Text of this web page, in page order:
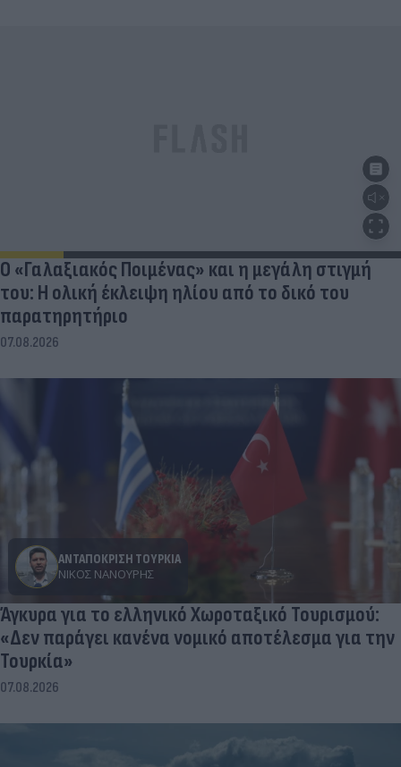
Ο «Γαλαξιακός Ποιμένας» και η μεγάλη στιγμή
του: Η ολική έκλειψη ηλίου από το δικό του
παρατηρητήριο
07.08.2026
ΑΝΤΑΠΟΚΡΙΣΗ ΤΟΥΡΚΙΑ
ΝΊΚΟΣ ΝΑΝΟΎΡΗΣ
Άγκυρα για το ελληνικό Χωροταξικό Τουρισμού:
«Δεν παράγει κανένα νομικό αποτέλεσμα για την
Τουρκία»
07.08.2026